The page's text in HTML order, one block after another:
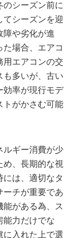
シーズン前に
てシーズンを迎
障や劣化が進
場合、エアコ
用エアコンの交
も多いが、古い
効率が現行モデ
トがかさむ可能
ルギー消費が少
め、長期的な視
は、適切なタ
ーチが重要であ
がある為、ス
能力だけでな
に入れた上で選